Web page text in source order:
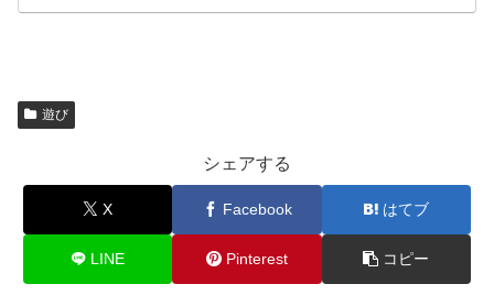
遊び
シェアする
X Facebook はてブ
LINE Pinterest コピー